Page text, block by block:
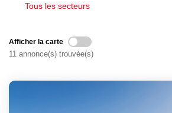
Tous les secteurs
Afficher la carte
11 annonce(s) trouvée(s)